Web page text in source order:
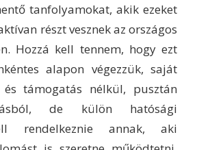
tanfolyamokat, akik ezeket
részt vesznek az országos
Hozzá kell tennem, hogy ezt
alapon végezzük, saját
és támogatás nélkül, pusztán
de külön hatósági
rendelkeznie annak, aki